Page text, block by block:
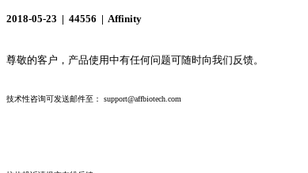
2018-05-23 | 44556 | Affinity
尊敬的客户，产品使用中有任何问题可随时向我们反馈。
技术性咨询可发送邮件至： support@affbiotech.com